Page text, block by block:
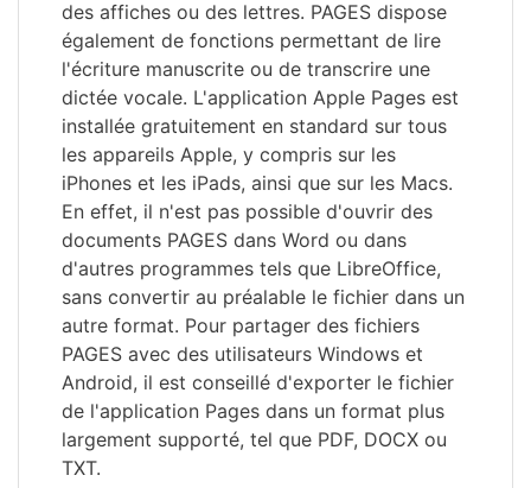
des affiches ou des lettres. PAGES dispose
également de fonctions permettant de lire
l'écriture manuscrite ou de transcrire une
dictée vocale. L'application Apple Pages est
installée gratuitement en standard sur tous
les appareils Apple, y compris sur les
iPhones et les iPads, ainsi que sur les Macs.
En effet, il n'est pas possible d'ouvrir des
documents PAGES dans Word ou dans
d'autres programmes tels que LibreOffice,
sans convertir au préalable le fichier dans un
autre format. Pour partager des fichiers
PAGES avec des utilisateurs Windows et
Android, il est conseillé d'exporter le fichier
de l'application Pages dans un format plus
largement supporté, tel que PDF, DOCX ou
TXT.